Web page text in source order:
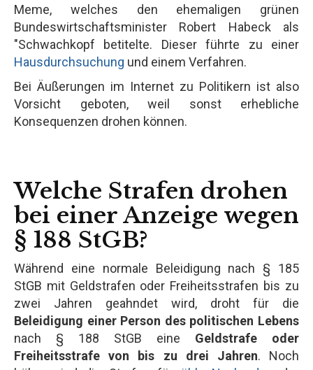
Meme, welches den ehemaligen grünen
Bundeswirtschaftsminister Robert Habeck als
"Schwachkopf betitelte. Dieser führte zu einer
Hausdurchsuchung und einem Verfahren.
Bei Äußerungen im Internet zu Politikern ist also
Vorsicht geboten, weil sonst erhebliche
Konsequenzen drohen können.
Welche Strafen drohen
bei einer Anzeige wegen
§ 188 StGB?
Während eine normale Beleidigung nach § 185
StGB mit Geldstrafen oder Freiheitsstrafen bis zu
zwei Jahren geahndet wird, droht für die
Beleidigung einer Person des politischen Lebens
nach § 188 StGB eine Geldstrafe oder
Freiheitsstrafe von bis zu drei Jahren. Noch